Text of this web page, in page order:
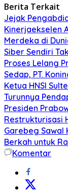
Berita Terkait
Jejak
Kinerjaekselen
Merdeka di
Siber Sendiri
Proses Lelang
Sedap, PT.
Ketua HNSI
Turunnya
Presiden
Restrukturisasi
Garebeg Sawal
Berkah untuk
Komentar